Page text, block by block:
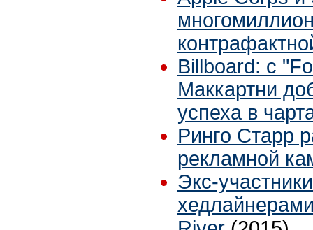
Billboard: с
Маккартни
успеха в
Ринго Старр
рекламной
Экс-